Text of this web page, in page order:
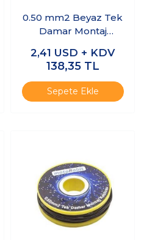
0.50 mm2 Beyaz Tek
Damar Montaj
2,41 USD + KDV
138,35 TL
Sepete Ekle